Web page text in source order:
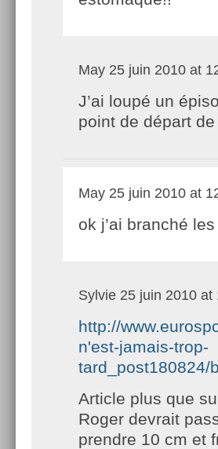
May 25 juin 2010 at
J’ai loupé un
point de départ
May 25 juin 2010 at
ok j’ai branché
Sylvie 25 juin 2010 at
http://
n'est-jamais-trop-
tard_post180824/
Article plus que
Roger devrait
prendre 10 cm et